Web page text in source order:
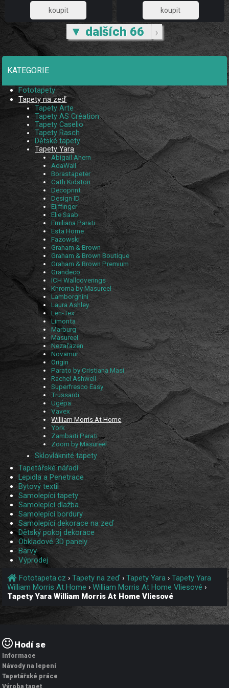
Home Vliesové
1 644,63
Yara William Morris At Home
1 644,63
▼ dalších 66 ›
KATEGORIE
Fototapety
Tapety na zeď
Tapety Arte
Tapety AS Création
Tapety Caselio
Tapety Rasch
Dětské tapety
Tapety Yara
Abigail Ahern
AdaWall
Borastapeter
Cath Kidston
Decoprint
Design ID
Eijffinger
Elie Saab
Emiliana Parati
Esta Home
Fazowski
Graham & Brown
Graham & Brown Boutique
Graham & Brown Premium
Grandeco
ICH Wallcoverings
Khroma by Masureel
Lamborghini
Laura Ashley
Len-Tex
Limonta
Marburg
Masureel
Nezařazen
Novamur
Origin
Parato by Cristiana Masi
Rachel Ashwell
Superfresco Easy
Trussardi
Ugépa
Vavex
William Morris At Home
York
Zambaiti Parati
Zoom by Masureel
Sklovláknité tapety
Tapetářské nářadí
Lepidla a Penetrace
Bytový textil
Samolepící tapety
Samolepící dlažba
Samolepící bordury
Samolepící dekorace na zeď
Dětský pokoj dekorace
Obkladové 3D panely
Barvy
Výprodej
Fototapeta.cz ›Tapety na zeď ›Tapety Yara ›Tapety Yara
William Morris At Home ›William Morris At Home Vliesové ›
Tapety Yara William Morris At Home Vliesové
Hodí se
Informace
Návody na lepení
Tapetářské práce
Výroba tapet